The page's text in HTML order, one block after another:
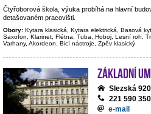
Čtyřoborová škola, výuka probíhá na hlavní
detašovaném pracovišti.
Obory: Kytara klasická, Kytara elektrická, Basová
Saxofon, Klarinet, Flétna, Tuba, Hoboj, Lesní roh,
Varhany, Akordeon, Bicí nástroje, Zpěv klasický
Základní
Slezská
221 590
e-mail